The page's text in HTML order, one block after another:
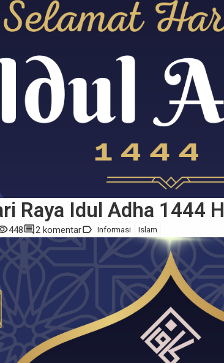
Raya Idul Adha 1444 H
448comment2 komentarlabel Informasi Islam